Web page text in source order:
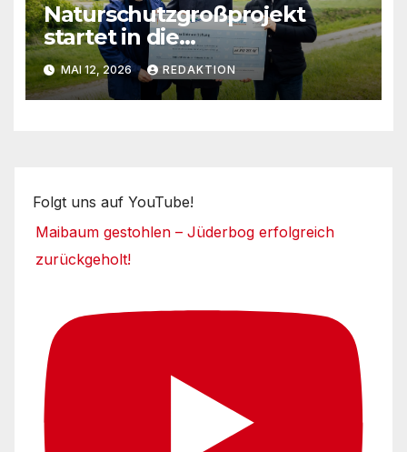
Naturschutzgroßprojekt
startet in die
Umsetzungsphase
MAI 12, 2026 REDAKTION
Folgt uns auf YouTube!
Maibaum gestohlen – Jüderbog erfolgreich
zurückgeholt!